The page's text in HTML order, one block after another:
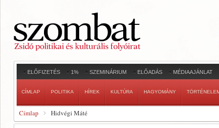
ELŐFIZETÉS 1% SZEMINÁRIUM ELŐADÁS MÉDIAAJÁNLAT
CÍMLAP POLITIKA HÍREK KULTÚRA HAGYOMÁNY
Címlap Hidvégi Máté